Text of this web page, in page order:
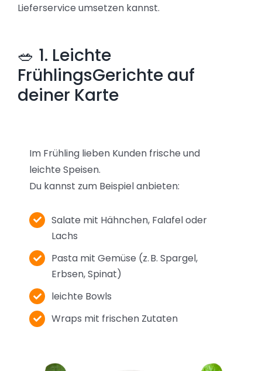
Lieferservice umsetzen kannst.
🥗 1. Leichte
FrühlingsGerichte auf
deiner Karte
Im Frühling lieben Kunden frische und
leichte Speisen.
Du kannst zum Beispiel anbieten:
Salate mit Hähnchen, Falafel oder
Lachs
Pasta mit Gemüse (z. B. Spargel,
Erbsen, Spinat)
leichte Bowls
Wraps mit frischen Zutaten